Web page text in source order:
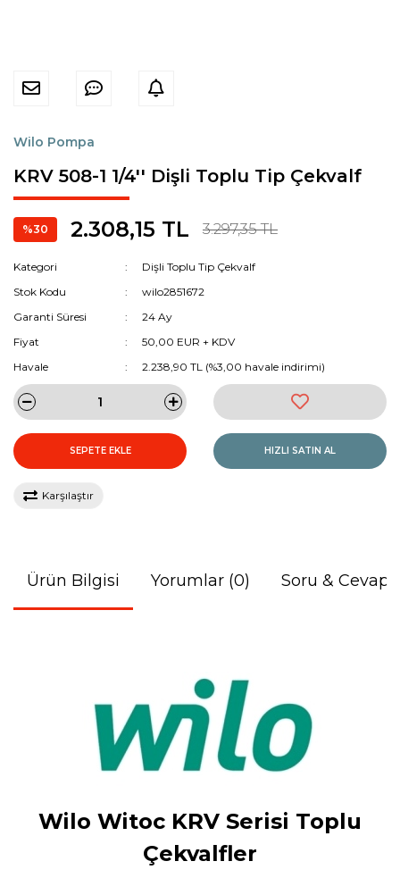
Wilo Pompa
KRV 508-1 1/4'' Dişli Toplu Tip Çekvalf
%30 2.308,15 TL 3.297,35 TL
Kategori
Dişli Toplu Tip Çekvalf
Stok Kodu
wilo2851672
Garanti Süresi
24 Ay
Fiyat
50,00 EUR + KDV
Havale
2.238,90 TL (%3,00 havale indirimi)
SEPETE EKLE HIZLI SATIN AL
Karşılaştır
Ürün Bilgisi Yorumlar (0) Soru & Cevap
Wilo Witoc KRV Serisi Toplu
Çekvalfler